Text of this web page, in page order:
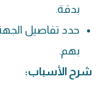
بدقة.
حدد تفاصيل
بهم.
شرح الأسباب: